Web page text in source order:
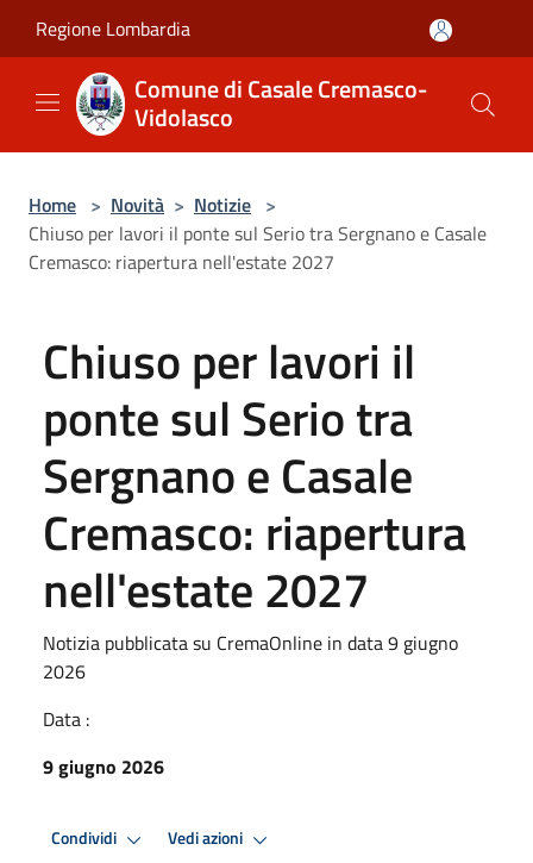
Regione Lombardia
Comune di Casale Cremasco-
Vidolasco
Home > Novità > Notizie >
Chiuso per lavori il ponte sul Serio tra Sergnano e Casale
Cremasco: riapertura nell'estate 2027
Chiuso per lavori il
ponte sul Serio tra
Sergnano e Casale
Cremasco: riapertura
nell'estate 2027
Notizia pubblicata su CremaOnline in data 9 giugno
2026
Data :
9 giugno 2026
Condividi Vedi azioni